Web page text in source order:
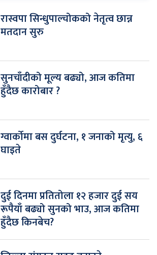
रास्वपा सिन्धुपाल्चोकको नेतृत्व छान्न
मतदान सुरु
सुनचाँदीको मूल्य बढ्यो, आज कतिमा
हुँदैछ कारोबार ?
ग्वार्कोमा बस दुर्घटना, १ जनाको मृत्यु, ६
घाइते
दुई दिनमा प्रतितोला १२ हजार दुई सय
रूपैयाँ बढ्यो सुनको भाउ, आज कतिमा
हुँदैछ किनबेच?